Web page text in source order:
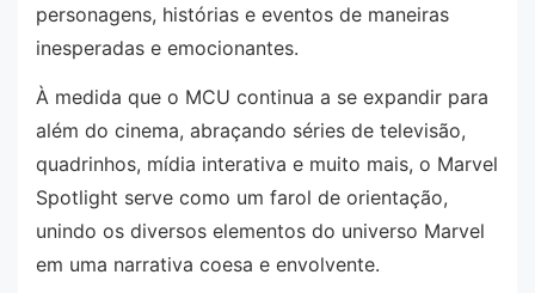
personagens, histórias e eventos de maneiras
inesperadas e emocionantes.
À medida que o MCU continua a se expandir para
além do cinema, abraçando séries de televisão,
quadrinhos, mídia interativa e muito mais, o Marvel
Spotlight serve como um farol de orientação,
unindo os diversos elementos do universo Marvel
em uma narrativa coesa e envolvente.